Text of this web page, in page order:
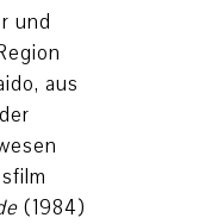
und
aus
(1984)